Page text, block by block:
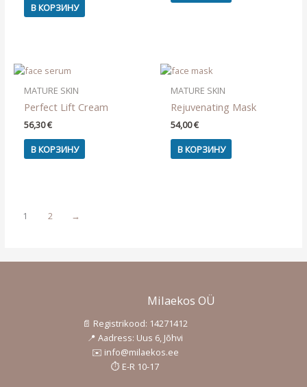
В КОРЗИНУ
MATURE SKIN
Perfect Lift Cream
56,30€
В КОРЗИНУ
MATURE SKIN
Rejuvenating Mask
54,00€
В КОРЗИНУ
1 2 →
Milaekos OÜ
📄 Registrikood: 14271412
📍 Aadress: Uus 6, Jõhvi
✉️ info@milaekos.ee
⏱️ E-R 10-17